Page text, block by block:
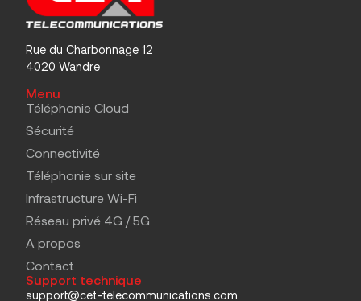
Rue du Charbonnage 12
4020 Wandre
Menu
Téléphonie Cloud
Sécurité
Connectivité
Téléphonie sur site
Infrastructure Wi-Fi
Réseau privé 4G / 5G
A propos
Contact
Support technique
support@cet-telecommunications.com